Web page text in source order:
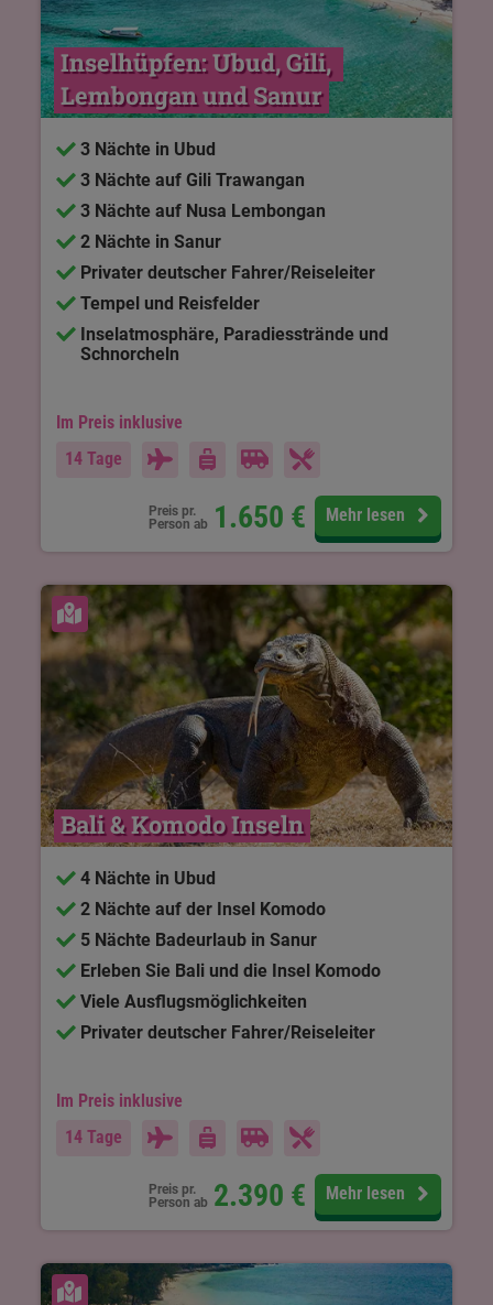
Inselhüpfen: Ubud, Gili,
Lembongan und Sanur
3 Nächte in Ubud
3 Nächte auf Gili Trawangan
3 Nächte auf Nusa Lembongan
2 Nächte in Sanur
Privater deutscher Fahrer/Reiseleiter
Tempel und Reisfelder
Inselatmosphäre, Paradiesstrände und
Schnorcheln
Im Preis inklusive
14 Tage
Preis pr.
Person ab 1.650 € Mehr lesen
Karte ansehen
Bali & Komodo Inseln
4 Nächte in Ubud
2 Nächte auf der Insel Komodo
5 Nächte Badeurlaub in Sanur
Erleben Sie Bali und die Insel Komodo
Viele Ausflugsmöglichkeiten
Privater deutscher Fahrer/Reiseleiter
Im Preis inklusive
14 Tage
Preis pr.
Person ab 2.390 € Mehr lesen
Karte ansehen